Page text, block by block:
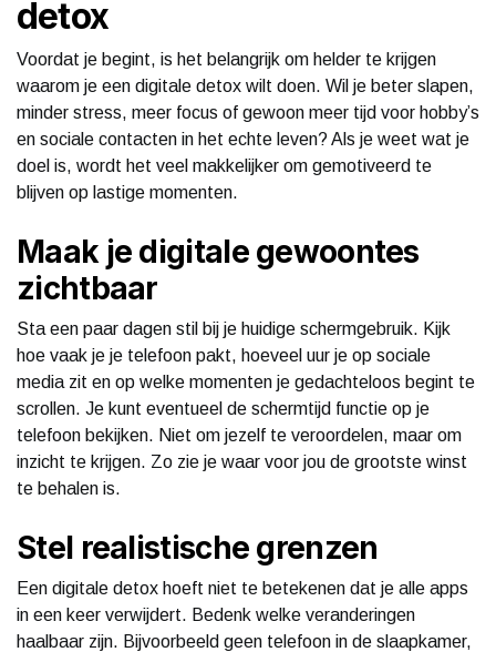
detox
Voordat je begint, is het belangrijk om helder te krijgen
waarom je een digitale detox wilt doen. Wil je beter slapen,
minder stress, meer focus of gewoon meer tijd voor hobby’s
en sociale contacten in het echte leven? Als je weet wat je
doel is, wordt het veel makkelijker om gemotiveerd te
blijven op lastige momenten.
Maak je digitale gewoontes
zichtbaar
Sta een paar dagen stil bij je huidige schermgebruik. Kijk
hoe vaak je je telefoon pakt, hoeveel uur je op sociale
media zit en op welke momenten je gedachteloos begint te
scrollen. Je kunt eventueel de schermtijd functie op je
telefoon bekijken. Niet om jezelf te veroordelen, maar om
inzicht te krijgen. Zo zie je waar voor jou de grootste winst
te behalen is.
Stel realistische grenzen
Een digitale detox hoeft niet te betekenen dat je alle apps
in een keer verwijdert. Bedenk welke veranderingen
haalbaar zijn. Bijvoorbeeld geen telefoon in de slaapkamer,